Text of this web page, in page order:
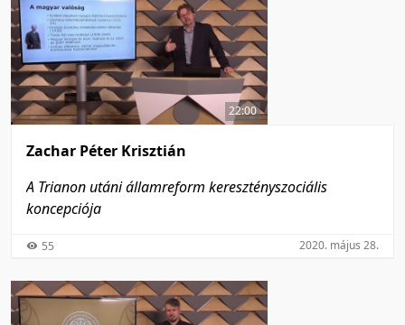
22:00
Zachar Péter Krisztián
A Trianon utáni államreform keresztényszociális
koncepciója
55 2020. május 28.